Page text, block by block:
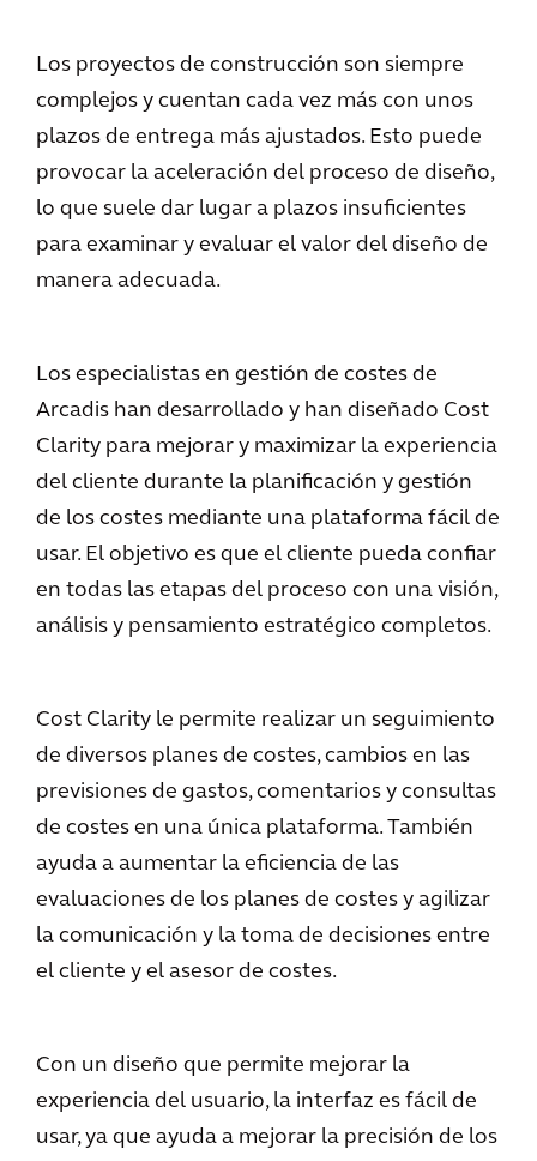
Los proyectos de construcción son siempre
complejos y cuentan cada vez más con unos
plazos de entrega más ajustados. Esto puede
provocar la aceleración del proceso de diseño,
lo que suele dar lugar a plazos insuficientes
para examinar y evaluar el valor del diseño de
manera adecuada.
Los especialistas en gestión de costes de
Arcadis han desarrollado y han diseñado Cost
Clarity para mejorar y maximizar la experiencia
del cliente durante la planificación y gestión
de los costes mediante una plataforma fácil de
usar. El objetivo es que el cliente pueda confiar
en todas las etapas del proceso con una visión,
análisis y pensamiento estratégico completos.
Cost Clarity le permite realizar un seguimiento
de diversos planes de costes, cambios en las
previsiones de gastos, comentarios y consultas
de costes en una única plataforma. También
ayuda a aumentar la eficiencia de las
evaluaciones de los planes de costes y agilizar
la comunicación y la toma de decisiones entre
el cliente y el asesor de costes.
Con un diseño que permite mejorar la
experiencia del usuario, la interfaz es fácil de
usar, ya que ayuda a mejorar la precisión de los